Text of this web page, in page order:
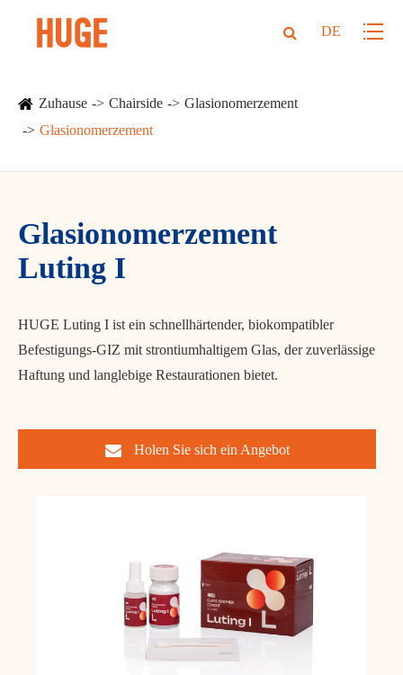
DE
Zuhause Chairside
Glasionomerzement
Glasionomerzement
Glasionomerzement
Luting I
HUGE Luting I ist ein schnellhärtender, biokompatibler
Befestigungs-GIZ mit strontiumhaltigem Glas, der zuverlässige
Haftung und langlebige Restaurationen bietet.
Holen Sie sich ein Angebot